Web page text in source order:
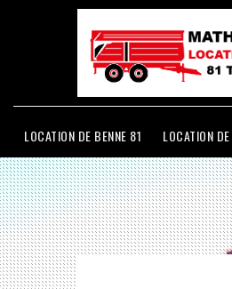
LOCATION DE BENNE 81 LOCATION